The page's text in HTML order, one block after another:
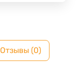
Отзывы (0)